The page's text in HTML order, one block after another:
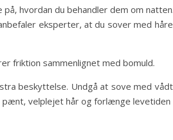
hvordan du behandler dem om
eksperter, at du sover med
friktion sammenlignet med bomuld.
beskyttelse. Undgå at sove med
velplejet hår og forlænge levetiden